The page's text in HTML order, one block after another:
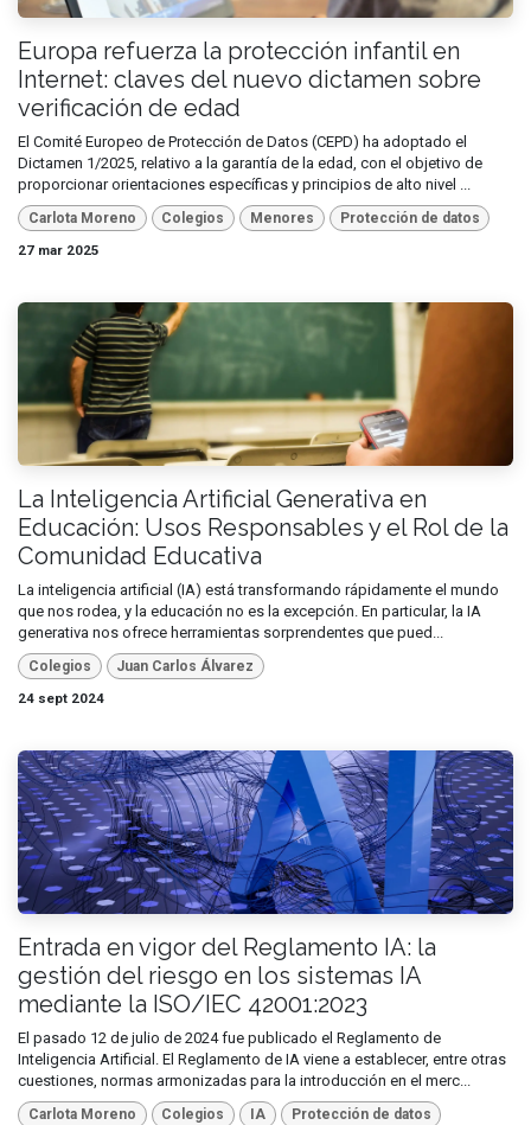
Europa refuerza la protección infantil en
Internet: claves del nuevo dictamen sobre
verificación de edad
El Comité Europeo de Protección de Datos (CEPD) ha adoptado el
Dictamen 1/2025, relativo a la garantía de la edad, con el objetivo de
proporcionar orientaciones específicas y principios de alto nivel ...
Carlota Moreno Colegios Menores
Protección de datos
27 mar 2025
La Inteligencia Artificial Generativa en
Educación: Usos Responsables y el Rol de la
Comunidad Educativa
La inteligencia artificial (IA) está transformando rápidamente el mundo
que nos rodea, y la educación no es la excepción. En particular, la IA
generativa nos ofrece herramientas sorprendentes que pued...
Colegios
Juan Carlos Álvarez
24 sept 2024
Entrada en vigor del Reglamento IA: la
gestión del riesgo en los sistemas IA
mediante la ISO/IEC 42001:2023
El pasado 12 de julio de 2024 fue publicado el Reglamento de
Inteligencia Artificial. El Reglamento de IA viene a establecer, entre otras
cuestiones, normas armonizadas para la introducción en el merc...
Carlota Moreno Colegios IA Protección de datos